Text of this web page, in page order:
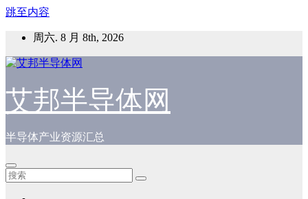
跳至内容
周六. 8 月 8th, 2026
艾邦半导体网
半导体产业资源汇总